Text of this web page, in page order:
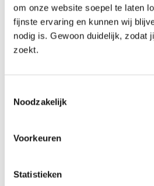
om onze website soepel te laten
fijnste ervaring en kunnen wij
nodig is. Gewoon duidelijk, zodat
zoekt.
Noodzakelijk
Voorkeuren
Statistieken
219,-
ByKay X Laura Ponticorvo